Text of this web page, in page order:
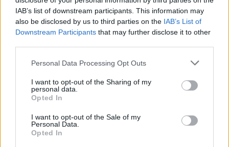
IAB’s list of downstream participants. This information may
also be disclosed by us to third parties on the IAB’s List of
Downstream Participants that may further disclose it to other
Please note that this website/app uses one or more Google
not limited to your visit or usage behaviour. You may click to
grant or deny consent to Google and its third-party tags to
use your data for below specified purposes in below Google
consent section.
Personal Data Processing Opt Outs
I want to opt-out of the Sharing of my
personal data.
Opted In
I want to opt-out of the Sale of my
Personal Data.
Opted In
Sigue leyendo
CHEFS